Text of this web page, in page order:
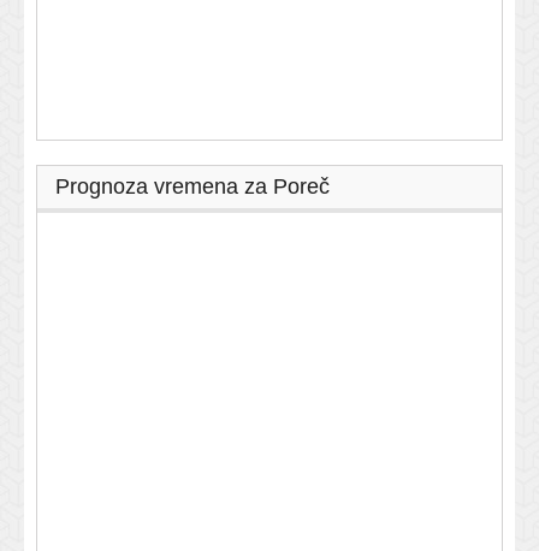
Prognoza vremena za Poreč